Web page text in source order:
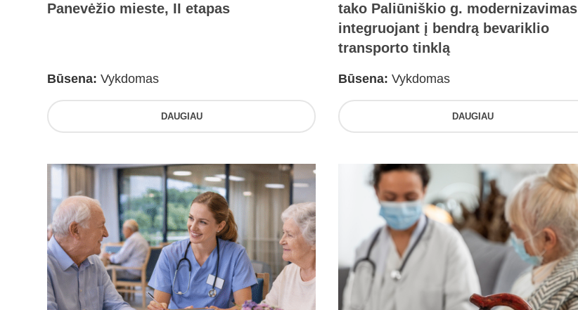
Panevėžio mieste, II etapas
Būsena: Vykdomas
DAUGIAU
tako Paliūniškio g. modernizavimas
integruojant į bendrą bevariklio
transporto tinklą
Būsena: Vykdomas
DAUGIAU